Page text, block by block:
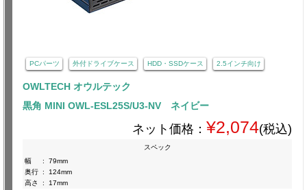
PCパーツ 外付ドライブケース HDD・SSDケース 2.5インチ向け
OWLTECH オウルテック
黒角 MINI OWL-ESL25S/U3-NV ネイビー
ネット価格： ¥2,074(税込)
スペック
幅
:
79mm
奥行 :
124mm
高さ
: 17mm